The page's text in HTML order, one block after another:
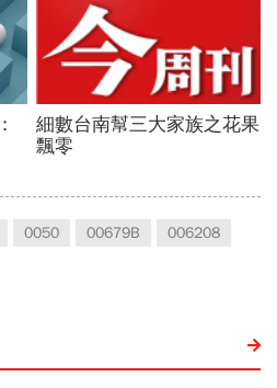
0050 00679B
006208